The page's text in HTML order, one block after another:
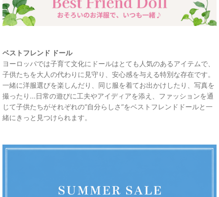
ベストフレンド ドール
ヨーロッパでは子育て文化にドールはとても人気のあるアイテムで、
子供たちを大人の代わりに見守り、安心感を与える特別な存在です。
一緒に洋服選びを楽しんだり、同じ服を着てお出かけしたり、写真を
撮ったり...日常の遊びに工夫やアイディアを添え、ファッションを通
じて子供たちがそれぞれの“自分らしさ”をベストフレンドドールと一
緒にきっと見つけられます。